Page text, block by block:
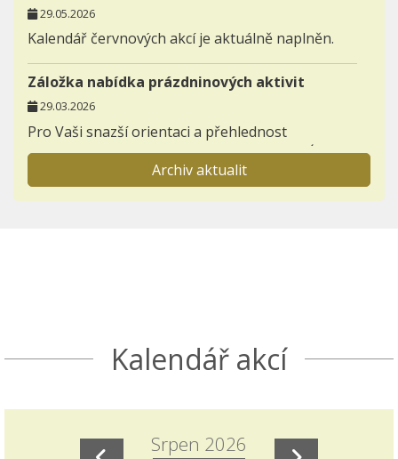
29.05.2026
Kalendář červnových akcí je aktuálně naplněn.
Záložka nabídka prázdninových aktivit
29.03.2026
Pro Vaši snazší orientaci a přehlednost
zakládáme novou záložku AKTIVITY - NABÍDKA
PRÁZDNINOVÝCH AKTIVIT.
Seznamte se s akcemi den otevřených dveří a
Škola nanečisto.
Termíny akcí aktuálně doplněných do ročního
Archiv aktualit
Kalendář akcí
Srpen 2026